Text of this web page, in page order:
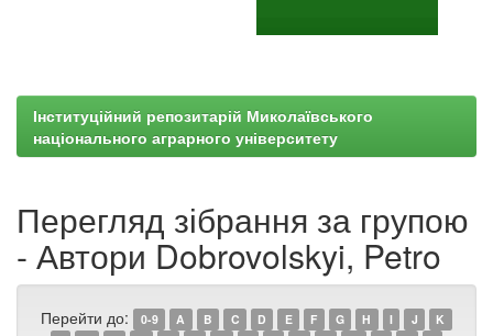
Інституційний репозитарій Миколаївського
національного аграрного університету
Перегляд зібрання за групою
- Автори Dobrovolskyi, Petro
Перейти до: 0-9 A B C D E F G H I J
K